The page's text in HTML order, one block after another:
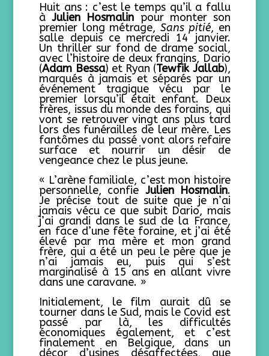
Huit ans : c’est le temps qu’il a fallu
àJulien Hosmalin pour monter son
premier long métrage, Sans pitié, en
salle depuis ce mercredi 14 janvier.
Un thriller sur fond de drame social,
avec l’histoire de deux frangins, Dario
(Adam Bessa) et Ryan (Tewfik Jallab),
marqués à jamais et séparés par un
événement tragique vécu par le
premier lorsqu’il était enfant. Deux
frères, issus du monde des forains, qui
vont se retrouver vingt ans plus tard
lors des funérailles de leur mère. Les
fantômes du passé vont alors refaire
surface et nourrir un désir de
vengeance chez le plus jeune.
« L’arène familiale, c’est mon histoire
personnelle, confie Julien Hosmalin.
Je précise tout de suite que je n’ai
jamais vécu ce que subit Dario, mais
j’ai grandi dans le sud de la France,
en face d’une fête foraine, et j’ai été
élevé par ma mère et mon grand
frère, qui a été un peu le père que je
n’ai jamais eu, puis qui s’est
marginalisé à 15 ans en allant vivre
dans une caravane. »
Initialement, le film aurait dû se
tourner dans le Sud, mais le Covid est
passé par là, les difficultés
économiques également, et c’est
finalement en Belgique, dans un
décor d’usines désaffectées, que